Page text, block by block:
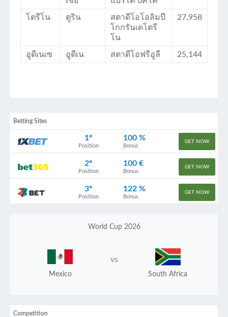
โตรีโน ตูริน
สตาดีโอโอลิมปี
โกกรันเดโตรี
โน
27,958
อูดีเนเซ อูดีเน สตาดีโอฟรีอูลี 25,144
Betting Sites
1º
Position
100 %
Bonus
GET NOW
2º
Position
100 €
Bonus
GET NOW
3º
Position
122 %
Bonus
GET NOW
World Cup 2026
Mexico
vs
South Africa
Competition